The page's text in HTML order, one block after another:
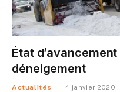
État
déneigement
Actualités 4 janvier 2020